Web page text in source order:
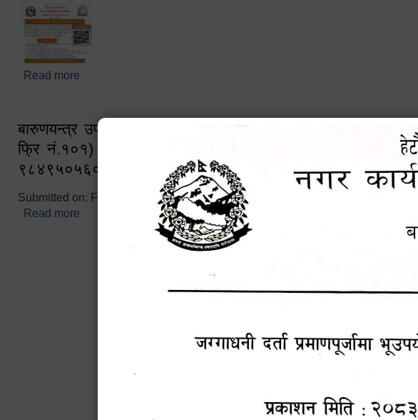
Read more
बारुणयन्त्र उपशाखा इन्चार्जको सम्पर्क नं. ९८४१६४५३५६ (टोल
फ्रि नं.१०१) फोन नं. ०५७-५२०६७७ शव बहान चालकको नं.
९८४९५०५६००
Submitted on: Fri, 02/25/2022 - 10:50
Read more about बारुणयन्त्र उपशाखा इन्चार्जको सम्पर्क नं. ९८४१६४५३५६ (टोल फ्रि
नं.१०१) फोन नं. ०५७-५२०६७७ शव बहान चालकको नं. ९८४९५०५६००